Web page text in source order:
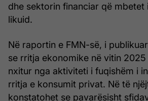
dhe sektorin financiar që mbetet
likuid.
Në raportin e FMN-së, i
se rritja ekonomike në vitin
nxitur nga aktiviteti i fuqishëm i
rritja e konsumit privat. Në të
konstatohet se pavarësisht